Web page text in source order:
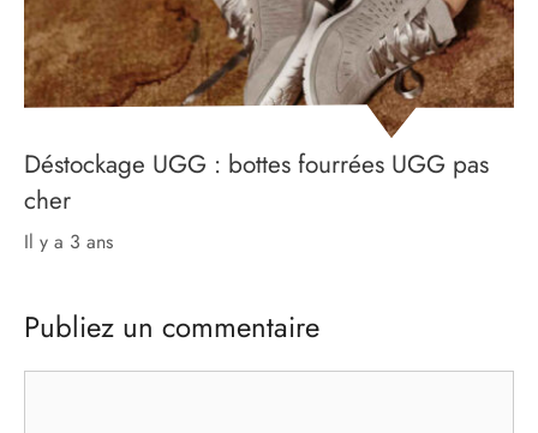
Déstockage UGG : bottes fourrées UGG pas
cher
il y a 3 ans
Publiez un commentaire